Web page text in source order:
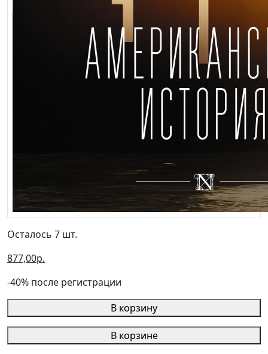
Осталось 7 шт.
877,00р.
-40% после регистрации
В корзину
В корзине